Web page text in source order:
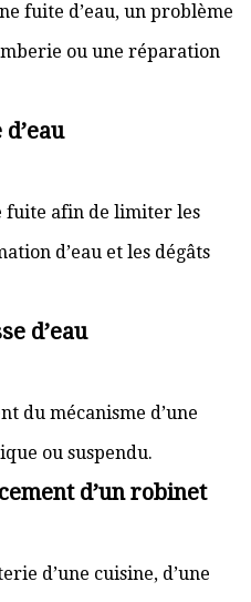
fuite d’eau, un problème
ou une réparation
fuite afin de limiter les
d’eau et les dégâts
d’eau
du mécanisme d’une
ou suspendu.
d’un robinet
d’une cuisine, d’une